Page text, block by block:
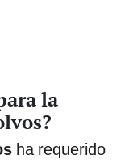
la
ha requerido